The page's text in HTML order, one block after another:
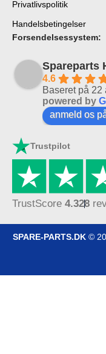
Privatlivspolitik
Handelsbetingelser
Forsendelsessystem:
Spareparts
4.6
Baseret på
powered by G
anmeld os
Trustpilot
TrustScore 4.328
SPARE-PARTS.DK ©